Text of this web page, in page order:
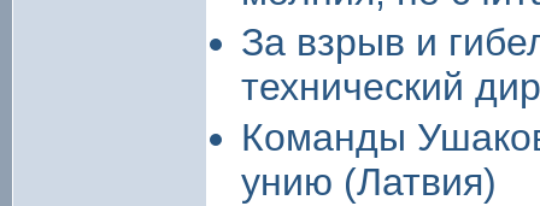
За взрыв и
технический
Команды
унию (Латвия)